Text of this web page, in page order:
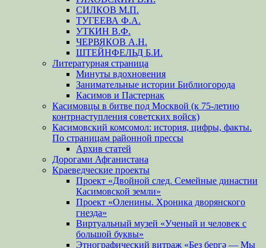
СИЛКОВ М.П.
ТУГЕЕВА Ф.А.
УТКИН В.Ф.
ЧЕРВЯКОВ А.Н.
ШТЕЙНФЕЛЬД Б.И.
Литературная страница
Минуты вдохновения
Занимательные истории Библиогорода
Касимов и Пастернак
Касимовцы в битве под Москвой (к 75-летию
контрнаступления советских войск)
Касимовский комсомол: история, цифры, факты.
По страницам районной прессы
Архив статей
Дорогами Афганистана
Краеведческие проекты
Проект «Двойной след. Семейные династии
Касимовской земли»
Проект «Оленины. Хроника дворянского
гнезда»
Виртуальный музей «Ученый и человек с
большой буквы»
Этнографический витраж «Без бергə — Мы